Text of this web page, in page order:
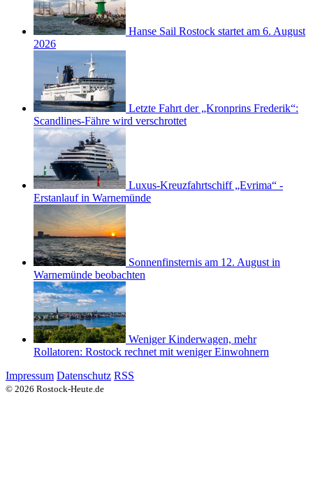
Hanse Sail Rostock startet am 6. August
2026
Letzte Fahrt der „Kronprins Frederik“:
Scandlines-Fähre wird verschrottet
Luxus-Kreuzfahrtschiff „Evrima“ -
Erstanlauf in Warnemünde
Sonnenfinsternis am 12. August in
Warnemünde beobachten
Weniger Kinderwagen, mehr
Rollatoren: Rostock rechnet mit weniger Einwohnern
Impressum Datenschutz RSS
© 2026 Rostock-Heute.de